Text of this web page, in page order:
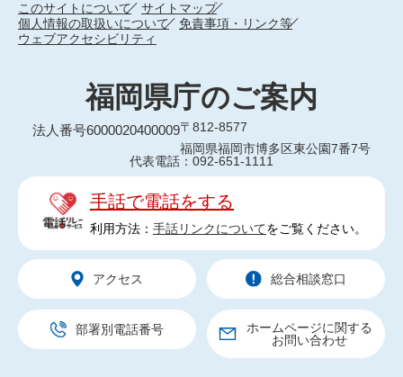
このサイトについて
サイトマップ
個人情報の取扱いについて
免責事項・リンク等
ウェブアクセシビリティ
福岡県庁のご案内
法人番号6000020400009〒812-8577
福岡県福岡市博多区東公園7番7号
代表電話：092-651-1111
手話で電話をする
利用方法： 手話リンクについてをご覧ください。
アクセス 総合相談窓口
部署別電話番号
ホームページに関する
お問い合わせ